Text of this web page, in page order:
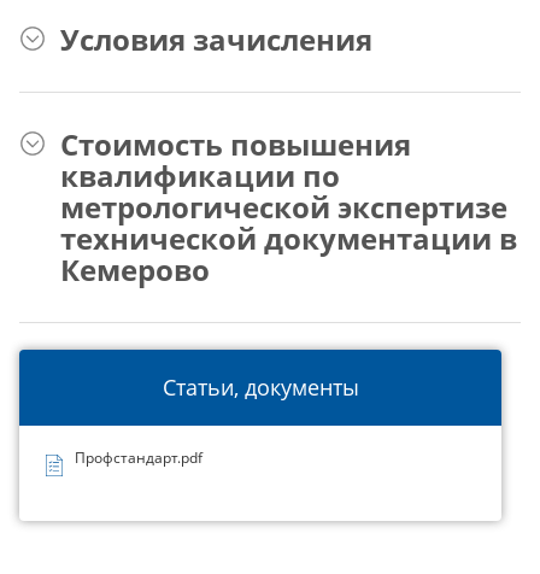
Статьи, документы
Профстандарт.pdf
Условия зачисления
Стоимость повышения
квалификации по
метрологической экспертизе
технической документации в
Кемерово